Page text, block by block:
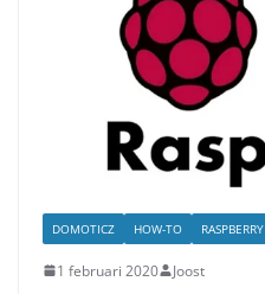
DOMOTICZ HOW-TO RASPBERRY
1 februari 2020 Joost